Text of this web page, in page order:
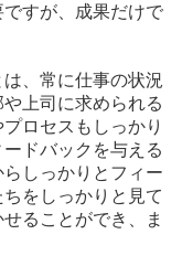
すが、成果だけで
、常に仕事の状況
上司に求められる
ロセスもしっかり
ドバックを与える
しっかりとフィー
をしっかりと見て
ることができ、ま